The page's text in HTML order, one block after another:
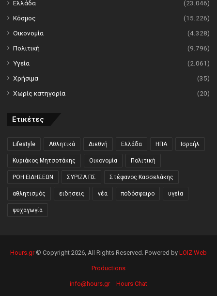
Ελλάδα
(23.046)
Κόσμος
(15.226)
Οικονομία
(4.328)
Πολιτική
(9.796)
Υγεία
(2.061)
Χρήσιμα
(35)
Χωρίς κατηγορία
(20)
Ετικέτες
Lifestyle Αθλητικά Διεθνή Ελλάδα ΗΠΑ Ισραήλ
Κυριάκος Μητσοτάκης Οικονομία Πολιτική
ΡΟΗ ΕΙΔΗΣΕΩΝ ΣΥΡΙΖΑ ΠΣ Στέφανος Κασσελάκης
αθλητισμός ειδήσεις νέα ποδόσφαιρο υγεία
ψυχαγωγία
Hours.gr© Copyright 2026, All Rights Reserved. Powered by LOIZ Web
Productions
info@hours.gr Hours Chat